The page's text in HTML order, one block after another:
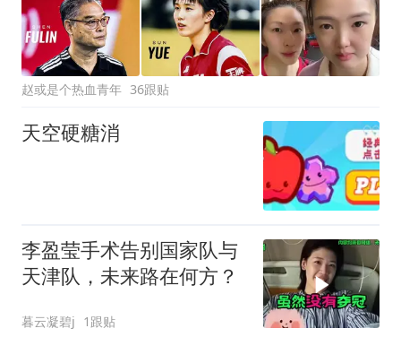
赵或是个热血青年 36跟贴
天空硬糖消
李盈莹手术告别国家队与
天津队，未来路在何方？
暮云凝碧j 1跟贴